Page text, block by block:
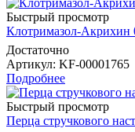
Быстрый просмотр
Клотримазол-Акрихин
Достаточно
Артикул: KF-00001765
Подробнее
Быстрый просмотр
Перца стручкового